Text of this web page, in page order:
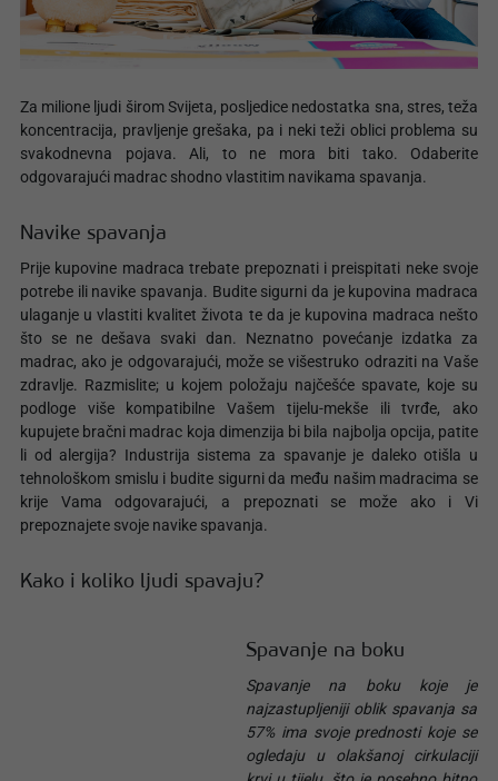
Za milione ljudi širom Svijeta, posljedice nedostatka sna, stres, teža
koncentracija, pravljenje grešaka, pa i neki teži oblici problema su
svakodnevna pojava. Ali, to ne mora biti tako. Odaberite
odgovarajući madrac shodno vlastitim navikama spavanja.
Navike spavanja
Prije kupovine madraca trebate prepoznati i preispitati neke svoje
potrebe ili navike spavanja. Budite sigurni da je kupovina madraca
ulaganje u vlastiti kvalitet života te da je kupovina madraca nešto
što se ne dešava svaki dan. Neznatno povećanje izdatka za
madrac, ako je odgovarajući, može se višestruko odraziti na Vaše
zdravlje. Razmislite; u kojem položaju najčešće spavate, koje su
podloge više kompatibilne Vašem tijelu-mekše ili tvrđe, ako
kupujete bračni madrac koja dimenzija bi bila najbolja opcija, patite
li od alergija? Industrija sistema za spavanje je daleko otišla u
tehnološkom smislu i budite sigurni da među našim madracima se
krije Vama odgovarajući, a prepoznati se može ako i Vi
prepoznajete svoje navike spavanja.
Kako i koliko ljudi spavaju?
Spavanje na boku
Spavanje na boku koje je
najzastupljeniji oblik spavanja sa
57% ima svoje prednosti koje se
ogledaju u olakšanoj cirkulaciji